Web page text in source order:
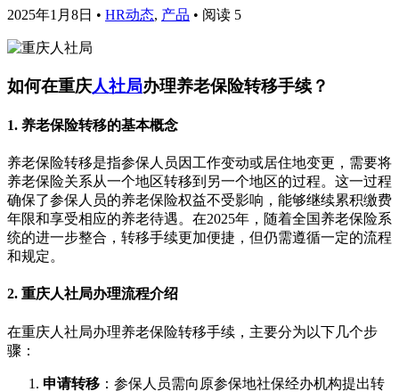
2025年1月8日 • HR动态, 产品 • 阅读 5
如何在重庆人社局办理养老保险转移手续？
1. 养老保险转移的基本概念
养老保险转移是指参保人员因工作变动或居住地变更，需要将
养老保险关系从一个地区转移到另一个地区的过程。这一过程
确保了参保人员的养老保险权益不受影响，能够继续累积缴费
年限和享受相应的养老待遇。在2025年，随着全国养老保险系
统的进一步整合，转移手续更加便捷，但仍需遵循一定的流程
和规定。
2. 重庆人社局办理流程介绍
在重庆人社局办理养老保险转移手续，主要分为以下几个步
骤：
申请转移 ：参保人员需向原参保地社保经办机构提出转